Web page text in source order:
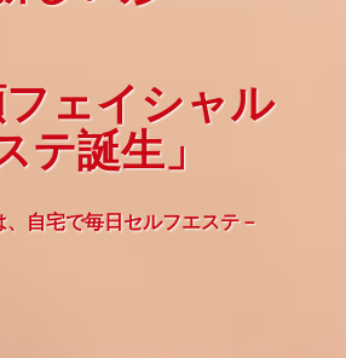
フェイシャル
テ誕生」
、自宅で毎日セルフエステ－